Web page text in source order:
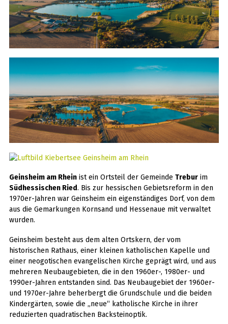
Geinsheim am Rheinist ein Ortsteil der Gemeinde Treburim
Südhessischen Ried. Bis zur hessischen Gebietsreform in den
1970er-Jahren war Geinsheim ein eigenständiges Dorf, von dem
aus die Gemarkungen Kornsand und Hessenaue mit verwaltet
wurden.
Geinsheim besteht aus dem alten Ortskern, der vom
historischen Rathaus, einer kleinen katholischen Kapelle und
einer neogotischen evangelischen Kirche geprägt wird, und aus
mehreren Neubaugebieten, die in den 1960er-, 1980er- und
1990er-Jahren entstanden sind. Das Neubaugebiet der 1960er-
und 1970er-Jahre beherbergt die Grundschule und die beiden
Kindergärten, sowie die „neue“ katholische Kirche in ihrer
reduzierten quadratischen Backsteinoptik.